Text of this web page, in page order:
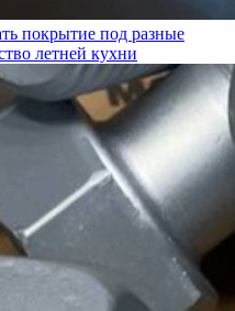
покрытие под разные
летней кухни